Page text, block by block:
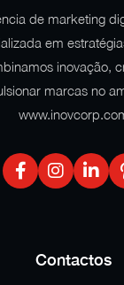
de marketing
em
inovação,
marcas no
Contactos